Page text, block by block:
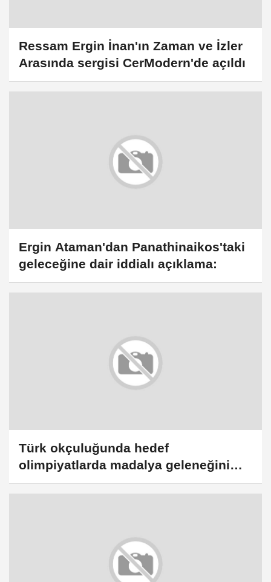
Ressam Ergin İnan'ın Zaman ve İzler
Arasında sergisi CerModern'de açıldı
Ergin Ataman'dan Panathinaikos'taki
geleceğine dair iddialı açıklama:
Türk okçuluğunda hedef
olimpiyatlarda madalya geleneğini
sürdürmek